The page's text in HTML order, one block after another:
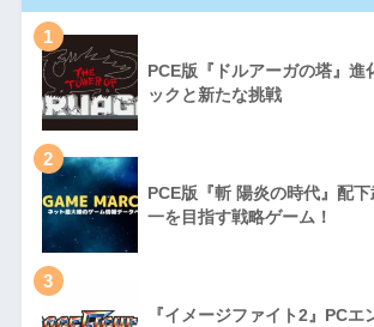
1
PCE版『ドルアーガの塔』進
ックと新たな挑戦
2
PCE版『斬 陽炎の時代』配
一を目指す戦略ゲーム！
3
『イメージファイト2』PCエ